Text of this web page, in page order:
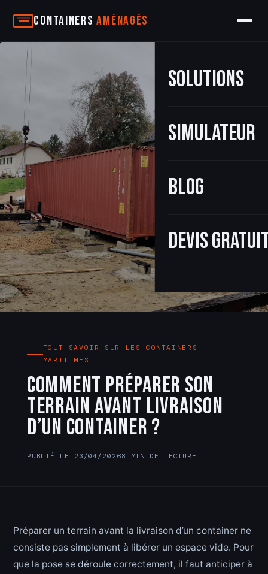
Containers Aménagés
Solutions
Simulateur
Blog
Devis
TOUT SAVOIR SUR LES CONTAINERS
MARITIMES
Comment préparer son
terrain avant livraison
d’un container ?
PUBLIÉ LE 23/04/20268 MIN DE LECTURE
Préparer un terrain avant la livraison d’un container ne
consiste pas simplement à libérer un espace vide. Pour
que la pose se déroule correctement, il faut anticiper à